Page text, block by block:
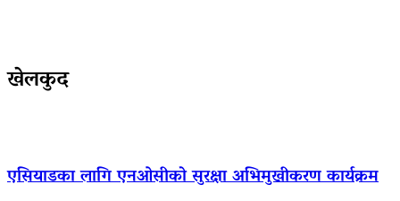
खेलकुद
एसियाडका लागि एनओसीको सुरक्षा अभिमुखीकरण कार्यक्रम